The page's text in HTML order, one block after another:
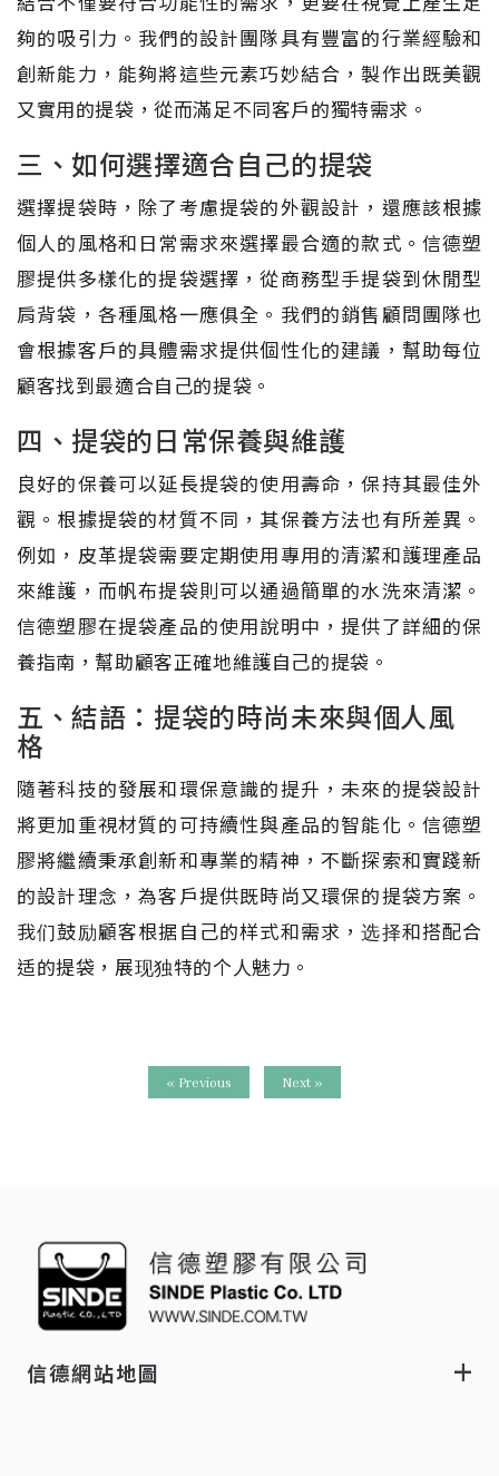
夠的吸引力。我們的設計團隊具有豐富的行業經驗和
創新能力，能夠將這些元素巧妙結合，製作出既美觀
又實用的提袋，從而滿足不同客戶的獨特需求。
三、如何選擇適合自己的提袋
選擇提袋時，除了考慮提袋的外觀設計，還應該根據
個人的風格和日常需求來選擇最合適的款式。信德塑
膠提供多樣化的提袋選擇，從商務型手提袋到休閒型
肩背袋，各種風格一應俱全。我們的銷售顧問團隊也
會根據客戶的具體需求提供個性化的建議，幫助每位
顧客找到最適合自己的提袋。
四、提袋的日常保養與維護
良好的保養可以延長提袋的使用壽命，保持其最佳外
觀。根據提袋的材質不同，其保養方法也有所差異。
例如，皮革提袋需要定期使用專用的清潔和護理產品
來維護，而帆布提袋則可以通過簡單的水洗來清潔。
信德塑膠在提袋產品的使用說明中，提供了詳細的保
養指南，幫助顧客正確地維護自己的提袋。
五、結語：提袋的時尚未來與個人風
格
隨著科技的發展和環保意識的提升，未來的提袋設計
將更加重視材質的可持續性與產品的智能化。信德塑
膠將繼續秉承創新和專業的精神，不斷探索和實踐新
的設計理念，為客戶提供既時尚又環保的提袋方案。
我们鼓励顧客根据自己的样式和需求，选择和搭配合
适的提袋，展现独特的个人魅力。
« Previous Next »
信德網站地圖